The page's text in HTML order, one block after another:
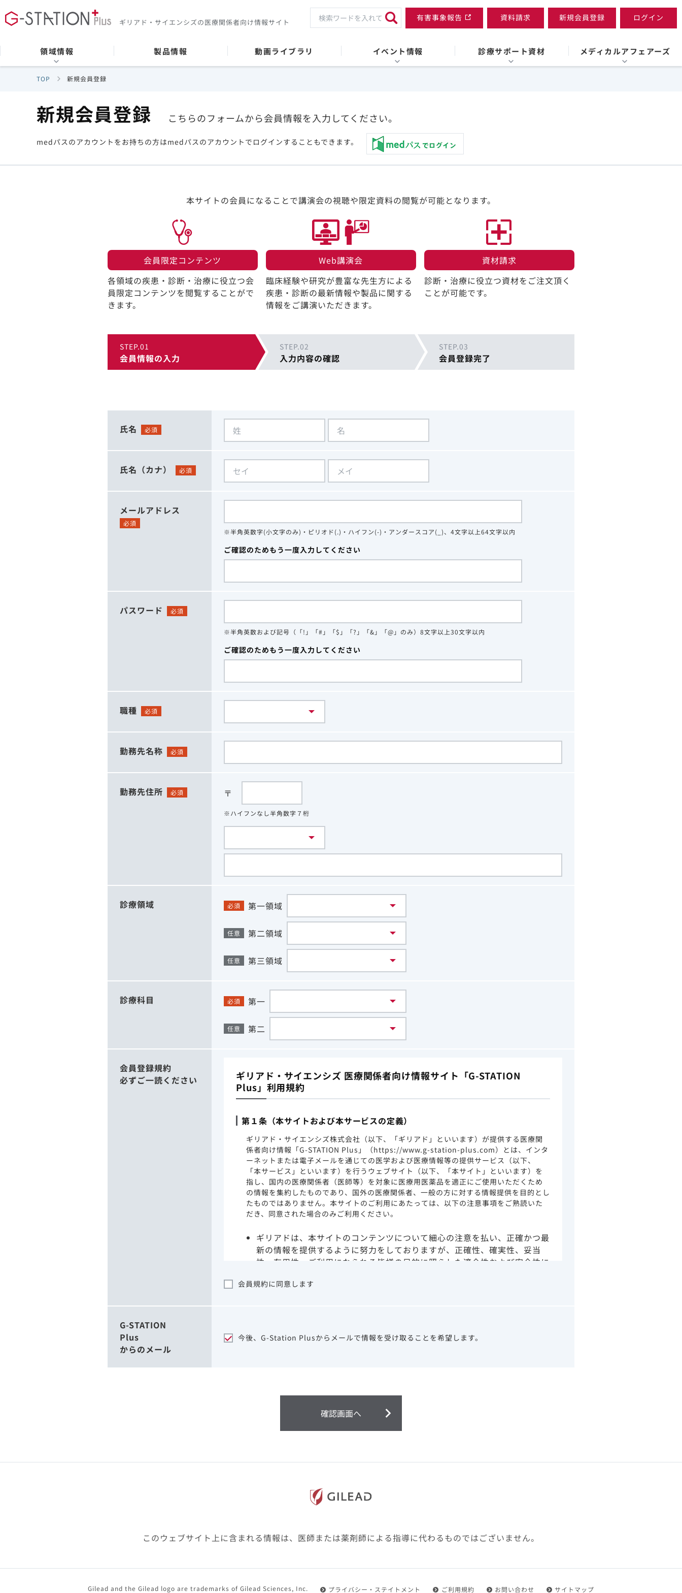
ギリアド・サイエンシズの医療関係者向け情報サイト 有害事象報告 資料請求 新規会員登録 ログイン
領域情報 製品情報 動画ライブラリ イベント情報 診療サポート資材 メディカルアフェアーズ
TOP 新規会員登録
新規会員登録 こちらのフォームから会員情報を入力してください。
medパスのアカウントをお持ちの方はmedパスのアカウントでログインすることもできます。
本サイトの会員になることで講演会の視聴や限定資料の閲覧が可能となります。
会員限定コンテンツ​
各領域の疾患・診断・治療に役立つ会
員限定コンテンツを閲覧することがで
きます。​
Web講演会​
臨床経験や研究が豊富な先生方による
疾患・診断の最新情報や製品に関する
情報をご講演いただきます。
資材請求​
診断・治療に役立つ資材をご注文頂く
ことが可能です。
STEP.01
会員情報の入力
STEP.02
入力内容の確認
STEP.03
会員登録完了
氏名 必須
氏名（カナ） 必須
メールアドレス
必須
※半角英数字(小文字のみ)・ピリオド(.)・ハイフン(-)・アンダースコア(_)、4文字以上64文字以内
ご確認のためもう一度入力してください
パスワード 必須
※半角英数および記号（「!」「#」「$」「?」「&」「@」のみ）8文字以上30文字以内
ご確認のためもう一度入力してください
職種 必須
勤務先名称 必須
勤務先住所 必須 〒
※ハイフンなし半角数字７桁
診療領域 必須 第一領域
任意 第二領域
任意 第三領域
診療科目 必須 第一
任意 第二
会員登録規約
必ずご一読ください
ギリアド・サイエンシズ 医療関係者向け情報サイト「G-STATION
Plus」利用規約
第１条（本サイトおよび本サービスの定義）
ギリアド・サイエンシズ株式会社（以下、「ギリアド」といいます）が提供する医療関
係者向け情報「G-STATION Plus」（https://www.g-station-plus.com）とは、インタ
ーネットまたは電子メールを通じての医学および医療情報等の提供サービス（以下、
「本サービス」といいます）を行うウェブサイト（以下、「本サイト」といいます）を
指し、国内の医療関係者（医師等）を対象に医療用医薬品を適正にご使用いただくため
の情報を集約したものであり、国外の医療関係者、一般の方に対する情報提供を目的とし
たものではありません。本サイトのご利用にあたっては、以下の注意事項をご熟読いた
だき、同意された場合のみご利用ください。
ギリアドは、本サイトのコンテンツについて細心の注意を払い、正確かつ最
新の情報を提供するように努力をしておりますが、正確性、確実性、妥当
性、有用性、ご利用になられる皆様の目的に照らした適合性および安全性に
サイトを利用することまたは利用できなかったことより生じる損害について
本サイト内の情報は、医師その他医療関係者が行なうべきアドバイスやサー
第２条（会員）
1.会員とは、医療関係者の方で、本サービスの利用規約（以下、「本規約」といいます）
4.会員は、設置した機器がギリアドの示す利用環境に適合していない場合や自らの機器の
設定により本サービスの利用ができない場合があることを予め了承するものとします。ま
5.会員は、登録した会員情報に変更が生じた場合には、その都度速やかに本サイト内に設
会員規約に同意します
G-STATION
Plus
からのメール
今後、G-Station Plusからメールで情報を受け取ることを希望します。
確認画面へ
このウェブサイト上に含まれる情報は、医師または薬剤師による指導に代わるものではございません。
Gilead and the Gilead logo are trademarks of Gilead Sciences, Inc. プライバシー・ステイトメント ご利用規約 お問い合わせ サイトマップ